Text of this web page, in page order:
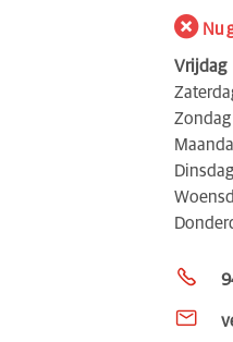
Nu
Vrijdag
Zondag
Dinsdag